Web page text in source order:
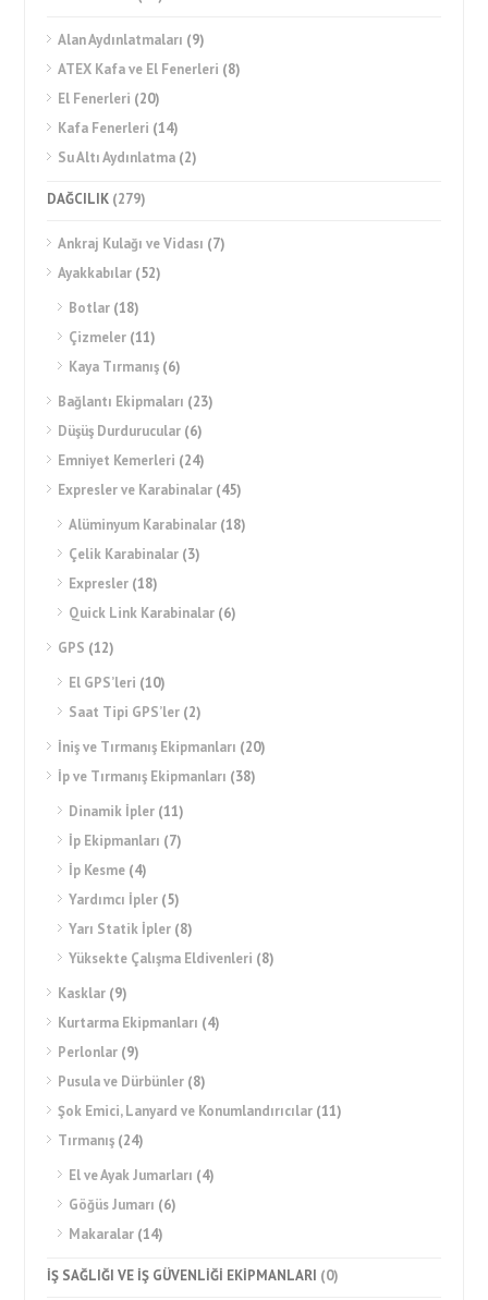
Alan Aydınlatmaları (9)
ATEX Kafa ve El Fenerleri (8)
El Fenerleri (20)
Kafa Fenerleri (14)
Su Altı Aydınlatma (2)
DAĞCILIK (279)
Ankraj Kulağı ve Vidası (7)
Ayakkabılar (52)
Botlar (18)
Çizmeler (11)
Kaya Tırmanış (6)
Bağlantı Ekipmaları (23)
Düşüş Durdurucular (6)
Emniyet Kemerleri (24)
Expresler ve Karabinalar (45)
Alüminyum Karabinalar (18)
Çelik Karabinalar (3)
Expresler (18)
Quick Link Karabinalar (6)
GPS (12)
El GPS’leri (10)
Saat Tipi GPS’ler (2)
İniş ve Tırmanış Ekipmanları (20)
İp ve Tırmanış Ekipmanları (38)
Dinamik İpler (11)
İp Ekipmanları (7)
İp Kesme (4)
Yardımcı İpler (5)
Yarı Statik İpler (8)
Yüksekte Çalışma Eldivenleri (8)
Kasklar (9)
Kurtarma Ekipmanları (4)
Perlonlar (9)
Pusula ve Dürbünler (8)
Şok Emici, Lanyard ve Konumlandırıcılar (11)
Tırmanış (24)
El ve Ayak Jumarları (4)
Göğüs Jumarı (6)
Makaralar (14)
İŞ SAĞLIĞI VE İŞ GÜVENLİĞİ EKİPMANLARI (0)